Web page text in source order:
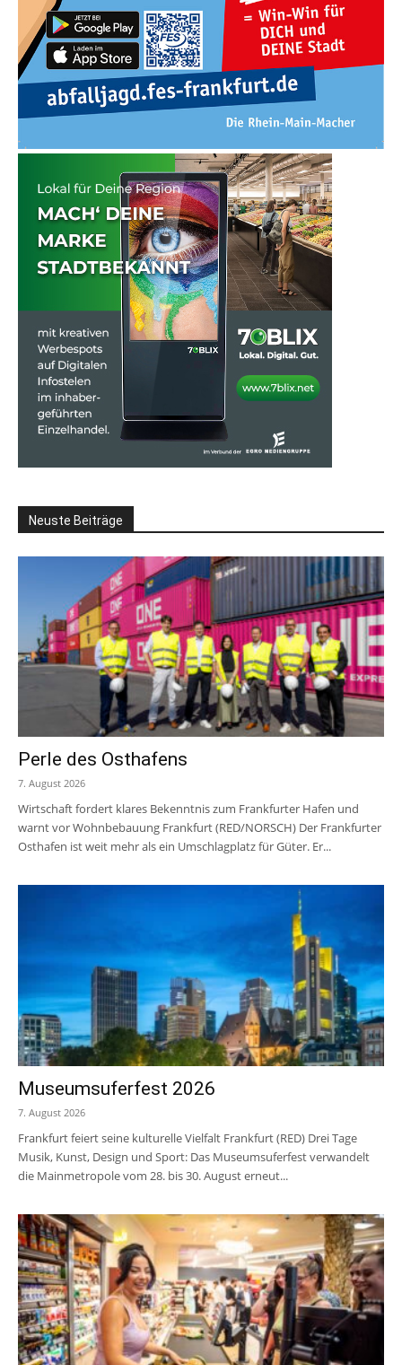
Neuste Beiträge
Perle des Osthafens
7. August 2026
Wirtschaft fordert klares Bekenntnis zum Frankfurter Hafen und
warnt vor Wohnbebauung Frankfurt (RED/NORSCH) Der Frankfurter
Osthafen ist weit mehr als ein Umschlagplatz für Güter. Er...
Museumsuferfest 2026
7. August 2026
Frankfurt feiert seine kulturelle Vielfalt Frankfurt (RED) Drei Tage
Musik, Kunst, Design und Sport: Das Museumsuferfest verwandelt
die Mainmetropole vom 28. bis 30. August erneut...